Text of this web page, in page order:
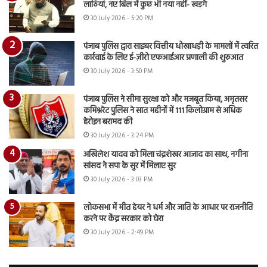
लाठियां, नए बिल में कुछ भी नया नहीं- खड़गे
30 July 2026 - 5:20 PM
पंजाब पुलिस द्वारा साइबर वित्तीय धोखाधड़ी के मामलों में त्वरित
कार्रवाई के लिए ई-ज़ीरो एफआईआर प्रणाली की शुरुआत
30 July 2026 - 3:50 PM
पंजाब पुलिस ने सीमा सुरक्षा को और मजबूत किया, अमृतसर
कमिश्नरेट पुलिस ने सात महीनों में 111 किलोग्राम से अधिक
हेरोइन बरामद की
30 July 2026 - 3:24 PM
अखिलेश यादव को मिला चंद्रशेखर आजाद का साथ, नगीना
सांसद ने सपा के सुर में मिलाए सुर
30 July 2026 - 3:03 PM
लोकसभा में मीत हेयर ने धर्म और जाति के आधार पर राजनीति
करने पर केंद्र सरकार को घेरा
30 July 2026 - 2:49 PM